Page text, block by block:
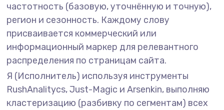
частотность (базовую, уточнённую и точную),
регион и сезонность. Каждому слову
присваивается коммерческий или
информационный маркер для релевантного
распределения по страницам сайта.
Я (Исполнитель) используя инструменты
RushAnalitycs, Just-Magic и Arsenkin, выполняю
кластеризацию (разбивку по сегментам) всех